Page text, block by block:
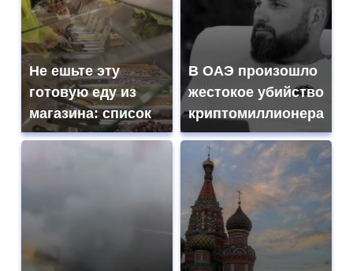
Не ешьте эту
готовую еду из
магазина: список
В ОАЭ произошло
жестокое убийство
криптомиллионера